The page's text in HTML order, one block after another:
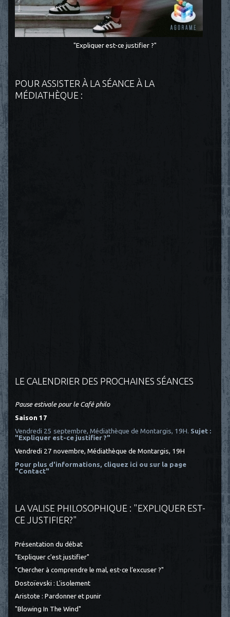
"Expliquer est-ce justifier ?"
POUR ASSISTER À LA SÉANCE À LA
MÉDIATHÈQUE :
LE CALENDRIER DES PROCHAINES SÉANCES
Pause estivale pour le Café philo
Saison 17
Vendredi 25 septembre, Médiathèque de Montargis, 19H. Sujet :
"Expliquer est-ce justifier ?"
Vendredi 27 novembre, Médiathèque de Montargis, 19H
Pour plus d'informations, cliquez ici ou sur la page
"Contact"
LA VALISE PHILOSOPHIQUE : "EXPLIQUER EST-
CE JUSTIFIER?"
Présentation du débat
"Expliquer c'est justifier"
"Chercher à comprendre le mal, est-ce l’excuser ?"
Dostoïevski : L'isolement
Aristote : Pardonner et punir
"Blowing In The Wind"